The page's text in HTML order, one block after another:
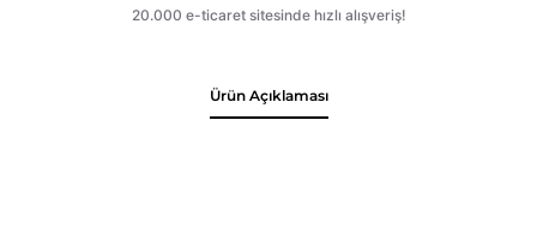
Ürün Açıklaması